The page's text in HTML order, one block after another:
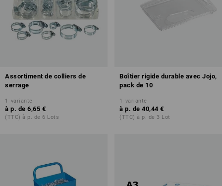
Assortiment de colliers de
serrage
1 variante
à p. de 6,65 €
(TTC) à p. de 6 Lots
Boîtier rigide durable avec Jojo,
pack de 10
1 variante
à p. de 40,44 €
(TTC) à p. de 3 Lot